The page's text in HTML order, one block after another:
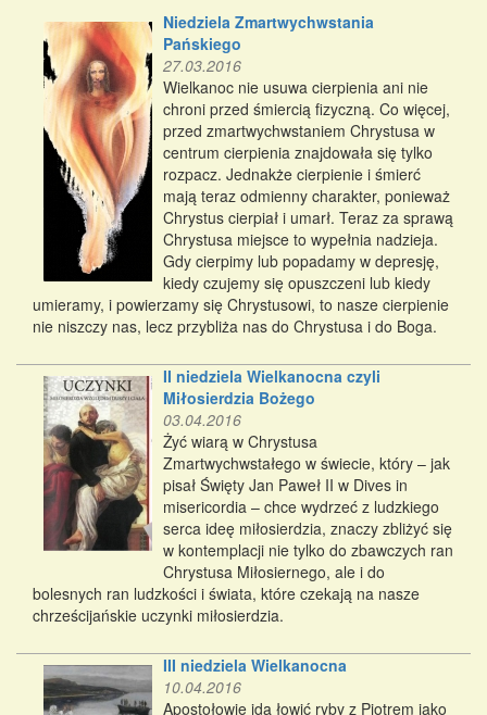
Niedziela Zmartwychwstania
Pańskiego
27.03.2016
Wielkanoc nie usuwa cierpienia ani nie
chroni przed śmiercią fizyczną. Co więcej,
przed zmartwychwstaniem Chrystusa w
centrum cierpienia znajdowała się tylko
rozpacz. Jednakże cierpienie i śmierć
mają teraz odmienny charakter, ponieważ
Chrystus cierpiał i umarł. Teraz za sprawą
Chrystusa miejsce to wypełnia nadzieja.
Gdy cierpimy lub popadamy w depresję,
kiedy czujemy się opuszczeni lub kiedy
umieramy, i powierzamy się Chrystusowi, to nasze cierpienie
nie niszczy nas, lecz przybliża nas do Chrystusa i do Boga.
II niedziela Wielkanocna czyli
Miłosierdzia Bożego
03.04.2016
Żyć wiarą w Chrystusa
Zmartwychwstałego w świecie, który – jak
pisał Święty Jan Paweł II w Dives in
misericordia – chce wydrzeć z ludzkiego
serca ideę miłosierdzia, znaczy zbliżyć się
w kontemplacji nie tylko do zbawczych ran
Chrystusa Miłosiernego, ale i do
bolesnych ran ludzkości i świata, które czekają na nasze
chrześcijańskie uczynki miłosierdzia.
III niedziela Wielkanocna
10.04.2016
Apostołowie idą łowić ryby z Piotrem jako